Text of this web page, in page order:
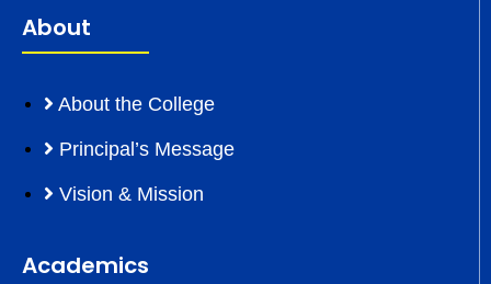
About
About the College
Principal’s Message
Vision & Mission
Academics